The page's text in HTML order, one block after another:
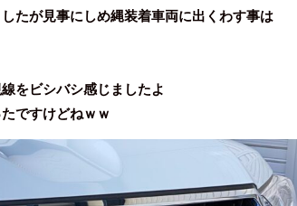
たが見事にしめ縄装着車両に出くわす事は
をビシバシ感じましたよ
ですけどねｗｗ